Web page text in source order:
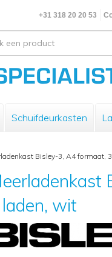
+31 318 20 20 53
Schuifdeurkasten
Bisley-3, A4 formaat,
wit